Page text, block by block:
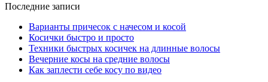
Последние записи
Варианты причесок с начесом и косой
Косички быстро и просто
Техники быстрых косичек на длинные волосы
Вечерние косы на средние волосы
Как заплести себе косу по видео